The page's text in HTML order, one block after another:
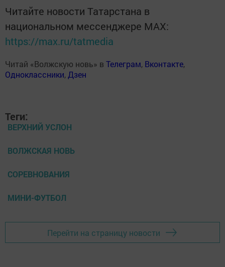
Читайте новости Татарстана в
национальном мессенджере MАХ:
https://max.ru/tatmedia
Читай «Волжскую новь» в Телеграм, Вконтакте,
Одноклассники, Дзен
Теги:
ВЕРХНИЙ УСЛОН
ВОЛЖСКАЯ НОВЬ
СОРЕВНОВАНИЯ
МИНИ-ФУТБОЛ
Перейти на страницу новости